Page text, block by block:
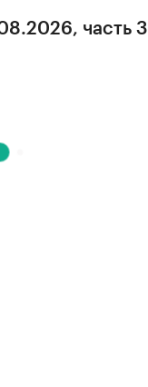
часть 3